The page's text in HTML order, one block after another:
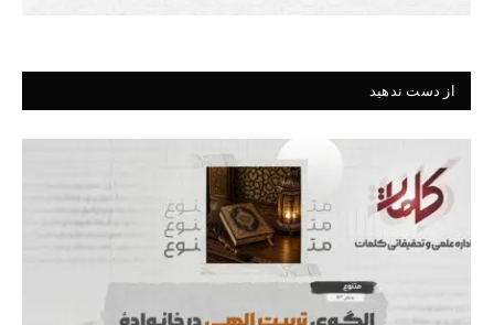
از دست ندهید